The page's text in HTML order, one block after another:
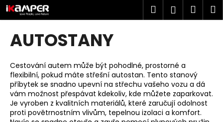
Přejít
na
obsah
Hledat
AUTOSTANY
Cestování autem může být pohodlné, prostorné a
flexibilní, pokud máte střešní autostan. Tento stanový
příbytek se snadno upevní na střechu vašeho vozu a dá
vám možnost přespávat kdekoliv, kde můžete zaparkovat.
Je vyroben z kvalitních materiálů, které zaručují odolnost
proti povětrnostním vlivům, tepelnou izolaci a komfort.
K
o
o
p
o
t